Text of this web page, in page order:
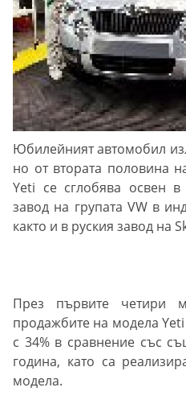
Юбилейният автомобил
но от втората половина
Yeti се сглобява освен
завод на групата VW в
както и в руския завод на
През първите четири
продажбите на модела
с 34% в сравнение със
година, като са
модела.